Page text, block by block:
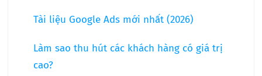
Tài liệu Google Ads mới nhất (2026)
Làm sao thu hút các khách hàng có giá trị
cao?